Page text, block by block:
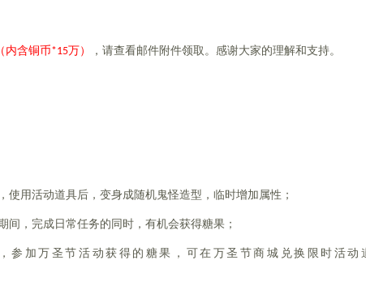
含铜币*15万） ，请查看邮件附件领取。感谢大家的理解和支持。
使用活动道具后，变身成随机鬼怪造型，临时增加属性；
间，完成日常任务的同时，有机会获得糖果；
参加万圣节活动获得的糖果，可在万圣节商城兑换限时活动